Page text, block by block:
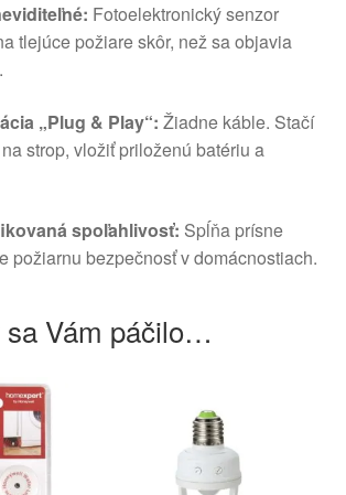
Fotoelektronický senzor
tlejúce požiare skôr, než sa objavia
„Plug & Play“: Žiadne káble. Stačí
strop, vložiť priloženú batériu a
spoľahlivosť: Spĺňa prísne
požiarnu bezpečnosť v domácnostiach.
sa Vám páčilo…